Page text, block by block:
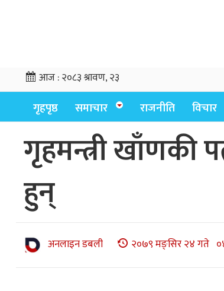
आज :२०८३ श्रावण, २३
गृहपृष्ठ समाचार राजनीति विचार
गृहमन्त्री खाँणकी
हुन्
अनलाइन डबली २०७९ मङ्सिर २४ गते